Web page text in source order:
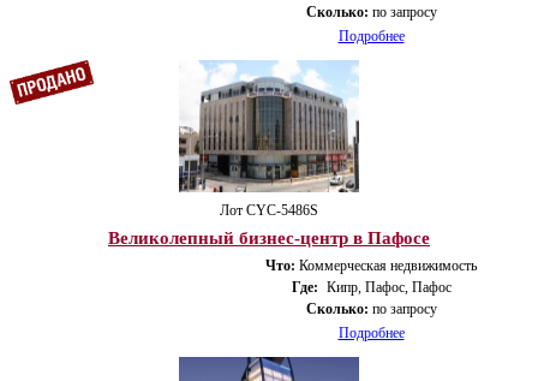
Сколько: по запросу
Подробнее
Лот CYС-5486S
Великолепный бизнес-центр в Пафосе
Что: Коммерческая недвижимость
Где: Кипр, Пафос, Пафос
Сколько: по запросу
Подробнее